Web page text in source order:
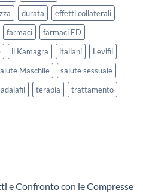
durata
effetti collaterali
farmaci
farmaci ED
il Kamagra italiani
Levifil
Maschile
salute sessuale
terapia
trattamento
e Confronto con le Compresse